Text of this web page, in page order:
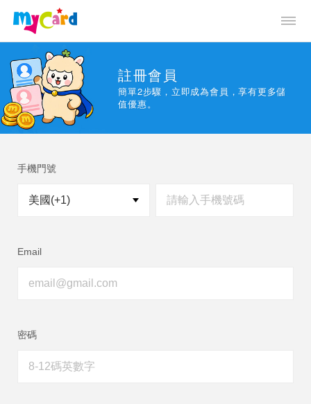
註冊會員
簡單2步驟，立即成為會員，享有更多儲
值優惠。
手機門號
Email
密碼